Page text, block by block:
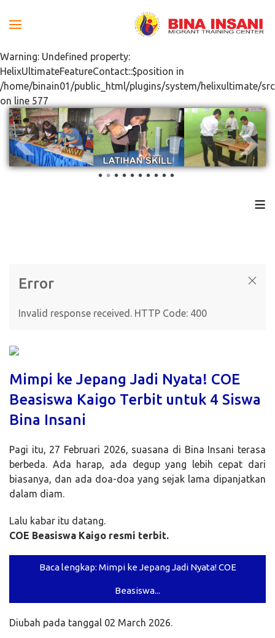
Warning: Undefined property:
HelixUltimateFeatureContact::$position in
/home/binain01/public_html/plugins/system/helixultimate/
on line 577
≡
Error
Invalid response received. HTTP Code: 400
Mimpi ke Jepang Jadi Nyata! COE
Beasiswa Kaigo Terbit untuk 4 Siswa
Bina Insani
Pagi itu, 27 Februari 2026, suasana di Bina Insani terasa
berbeda. Ada harap, ada degup yang lebih cepat dari
biasanya, dan ada doa-doa yang sejak lama dipanjatkan
dalam diam.
Lalu kabar itu datang.
COE Beasiswa Kaigo resmi terbit.
Baca lengkap: Mimpi ke Jepang Jadi Nyata! COE
Beasiswa...
Diubah pada tanggal 02 March 2026.